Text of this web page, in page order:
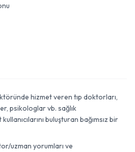
hizmet veren tıp doktorları,
psikologlar vb. sağlık
buluşturan bağımsız bir
uzman yorumları ve